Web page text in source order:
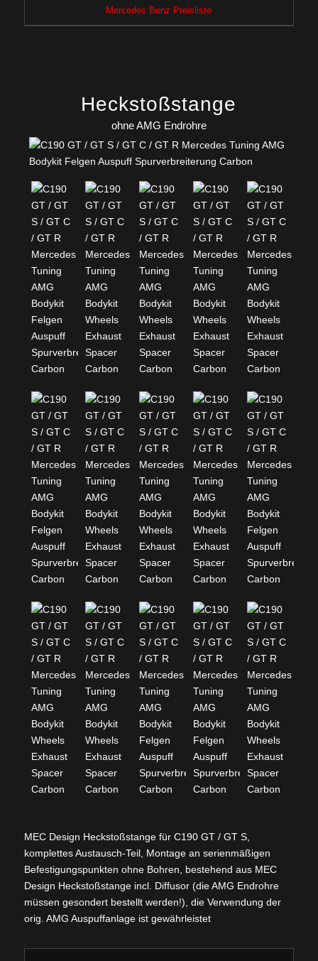
Mercedes Benz Preisliste
Heckstoßstange
ohne AMG Endrohre
MEC Design Heckstoßstange für C190 GT / GT S,
komplettes Austausch-Teil, Montage an serienmäßigen
Befestigungspunkten ohne Bohren, bestehend aus MEC
Design Heckstoßstange incl. Diffusor (die AMG Endrohre
müssen gesondert bestellt werden!), die Verwendung der
orig. AMG Auspuffanlage ist gewährleistet